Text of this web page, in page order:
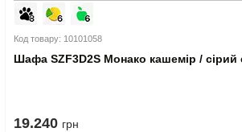
Код товару: 10101058
Шафа SZF3D2S Монако кашемір / сірий
19.240 грн